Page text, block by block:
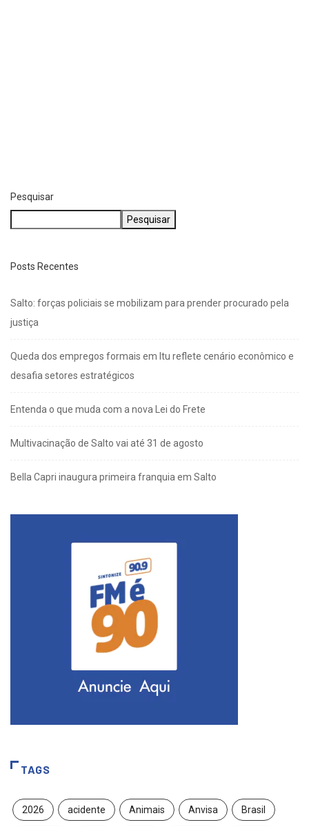
Pesquisar
Pesquisar
Posts Recentes
Salto: forças policiais se mobilizam para prender procurado pela
justiça
Queda dos empregos formais em Itu reflete cenário econômico e
desafia setores estratégicos
Entenda o que muda com a nova Lei do Frete
Multivacinação de Salto vai até 31 de agosto
Bella Capri inaugura primeira franquia em Salto
TAGS
2026 acidente Animais Anvisa Brasil